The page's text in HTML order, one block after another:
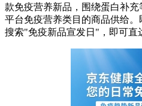
款免疫营养新品，围绕蛋白补
平台免疫营养类目的商品供给
搜索"免疫新品宣发日"，即可直